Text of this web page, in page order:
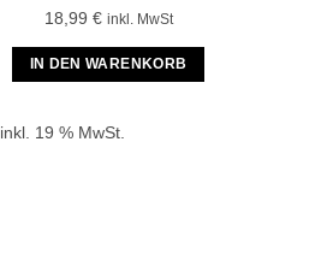
18,99 € inkl. MwSt
IN DEN WARENKORB
inkl. 19 % MwSt.